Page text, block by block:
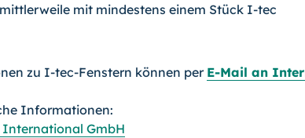
mit mindestens einem Stück I-tec
zu I-tec-Fenstern können per E-Mail an
Informationen:
GmbH